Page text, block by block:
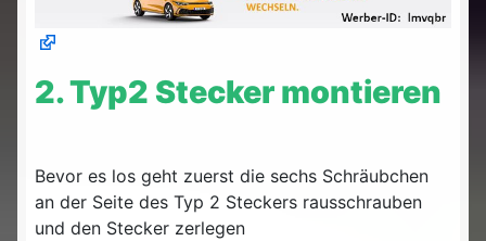
2. Typ2 Stecker montieren
Bevor es los geht zuerst die sechs Schräubchen
an der Seite des Typ 2 Steckers rausschrauben
und den Stecker zerlegen